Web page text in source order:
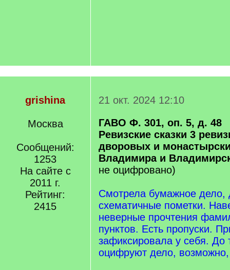
grishina
Москва
Сообщений:
1253
На сайте с
2011 г.
Рейтинг:
2415
21 окт. 2024 12:10
ГАВО Ф. 301, оп. 5, д. 48
Ревизские сказки 3
дворовых и
Владимира и
не оцифровано)
Смотрела бумажное дело,
схематичные пометки.
неверные прочтения
пунктов. Есть пропуски.
зафиксировала у себя. До
оцифруют дело,